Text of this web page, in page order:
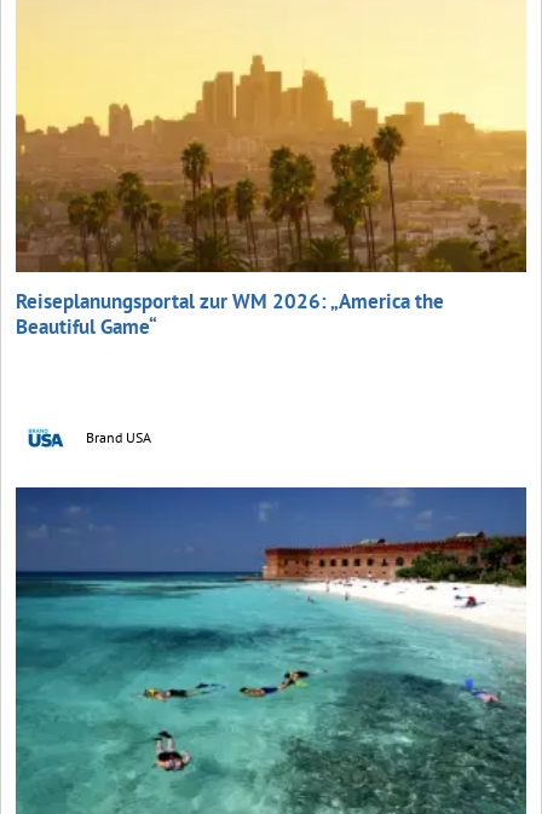
Reiseplanungsportal zur WM 2026: „America the
Beautiful Game“
Brand USA